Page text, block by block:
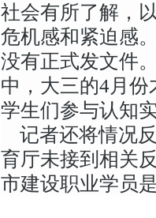
社会有所了解，
危机感和紧迫感
没有正式发文件
中，大三的4月
学生们参与认知
记者还将情况
育厅未接到相关
市建设职业学员